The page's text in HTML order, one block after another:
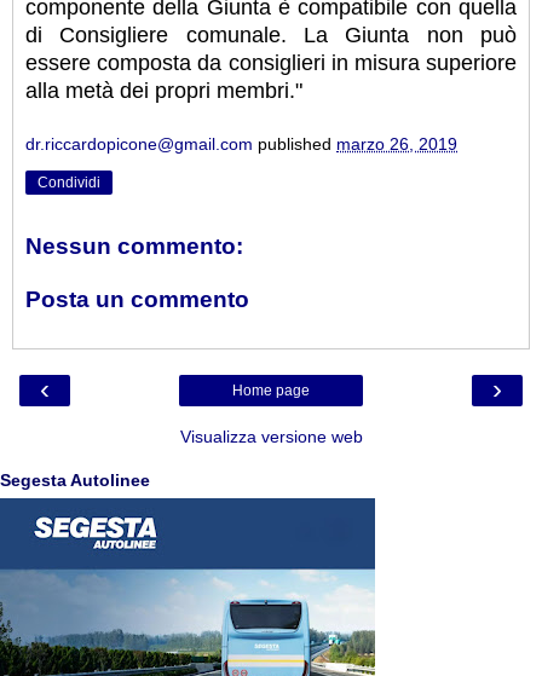
componente della Giunta è compatibile con quella
di Consigliere comunale. La Giunta non può
essere composta da consiglieri in misura superiore
alla metà dei propri membri."
dr.riccardopicone@gmail.com published marzo 26, 2019
Condividi
Nessun commento:
Posta un commento
‹ ›
Home page
Visualizza versione web
Segesta Autolinee